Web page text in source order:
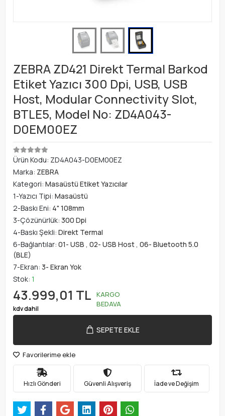
ZEBRA ZD421 Direkt Termal Barkod
Etiket Yazıcı 300 Dpi, USB, USB
Host, Modular Connectivity Slot,
BTLE5, Model No: ZD4A043-
D0EM00EZ
Ürün Kodu: ZD4A043-D0EM00EZ
Marka: ZEBRA
Kategori: Masaüstü Etiket Yazıcılar
1-Yazıcı Tipi: Masaüstü
2-Baskı Eni: 4" 108mm
3-Çözünürlük: 300 Dpi
4-Baskı Şekli: Direkt Termal
6-Bağlantılar: 01- USB 02- USB Host 06- Bluetooth 5.0
(BLE)
7-Ekran: 3- Ekran Yok
Stok: 1
43.999,01 TL
kdv dahil
KARGO
BEDAVA
SEPETE EKLE
Favorilerime ekle
Hızlı Gönderi Güvenli Alışveriş İade ve Değişim